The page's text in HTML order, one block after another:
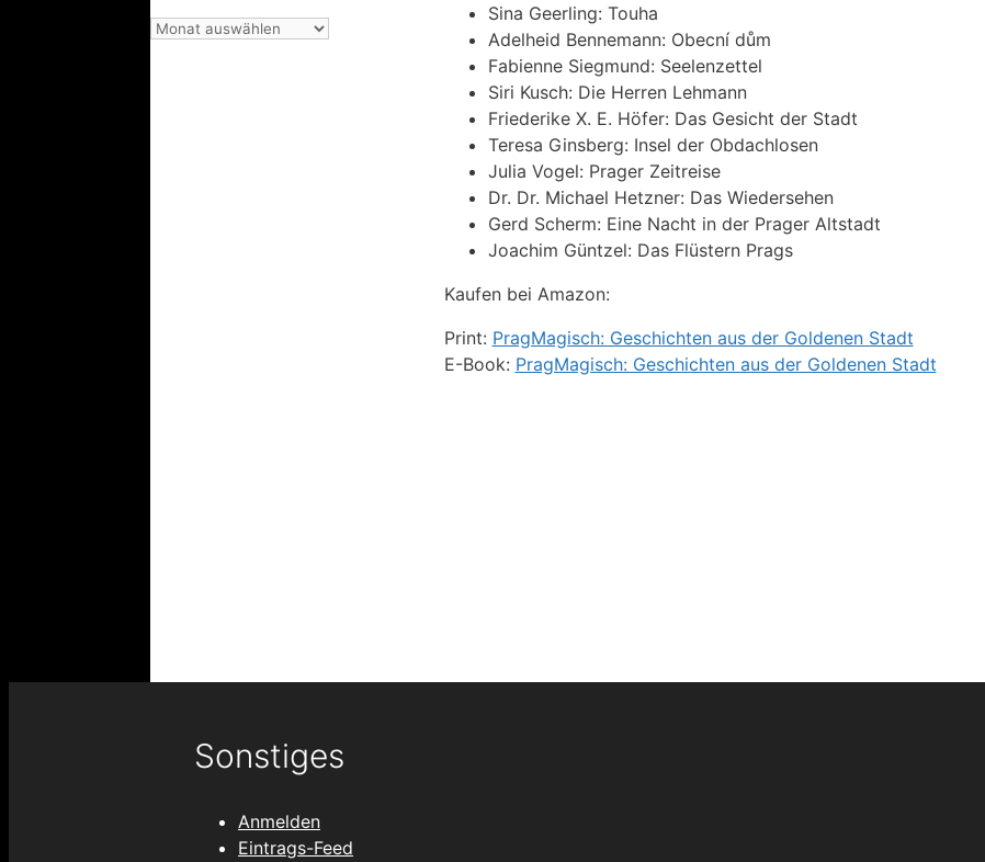
Sina Geerling: Touha
Adelheid Bennemann: Obecní dům
Fabienne Siegmund: Seelenzettel
Siri Kusch: Die Herren Lehmann
Friederike X. E. Höfer: Das Gesicht der Stadt
Teresa Ginsberg: Insel der Obdachlosen
Julia Vogel: Prager Zeitreise
Dr. Dr. Michael Hetzner: Das Wiedersehen
Gerd Scherm: Eine Nacht in der Prager Altstadt
Joachim Güntzel: Das Flüstern Prags
Kaufen bei Amazon:
Print: PragMagisch: Geschichten aus der Goldenen Stadt
E-Book: PragMagisch: Geschichten aus der Goldenen Stadt
Archiv
Sonstiges
Anmelden
Eintrags-Feed